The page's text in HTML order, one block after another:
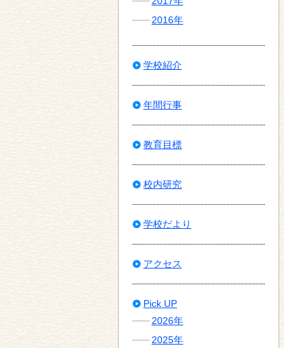
2016年
学校紹介
年間行事
教育目標
校内研究
学校だより
アクセス
Pick UP
2026年
2025年